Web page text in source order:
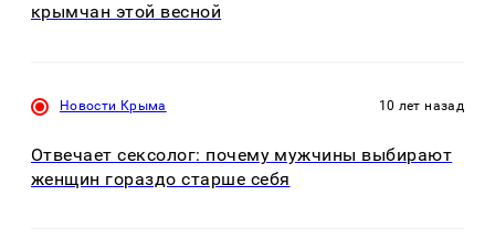
крымчан этой весной
Новости Крыма 10 лет назад
Отвечает сексолог: почему мужчины выбирают
женщин гораздо старше себя